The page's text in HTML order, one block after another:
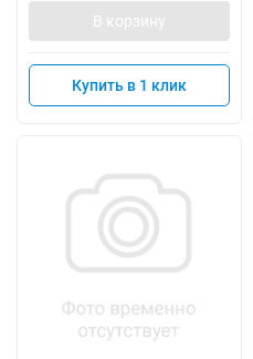
В корзину
Купить в 1 клик